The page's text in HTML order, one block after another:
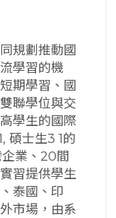
規劃推動國
學習的機
期學習、國
聯學位與交
學生的國際
碩士生3 1的
業、20間
習提供學生
泰國、印
市場，由系